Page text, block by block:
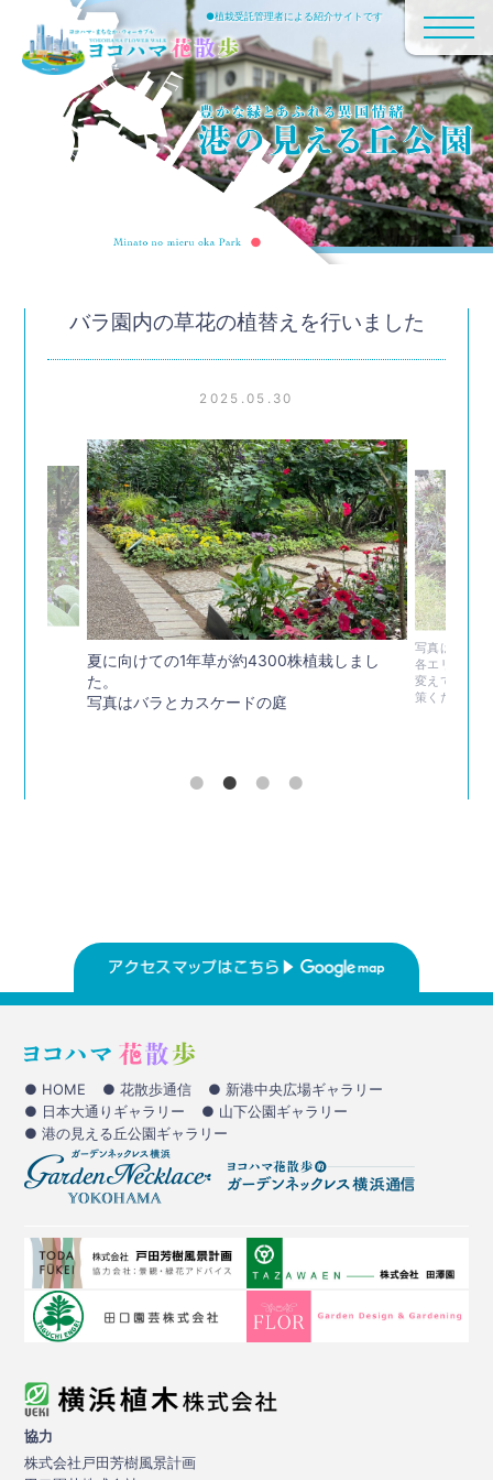
●植栽受託管理者による紹介サイトです
バラ園内の草花の植替えを行いました
2025.05.30
夏に向けての1年草が約4300株植栽しまし
た。
写真はバラとカスケードの庭
写真は香りの
各エリア、そ
変えています
策ください。
● HOME ● 花散歩通信
● 新港中央広場ギャラリー
● 日本大通りギャラリー
● 山下公園ギャラリー
● 港の見える丘公園ギャラリー
協力
株式会社戸田芳樹風景計画